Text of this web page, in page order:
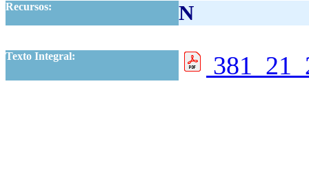
Recursos: N
Texto Integral: